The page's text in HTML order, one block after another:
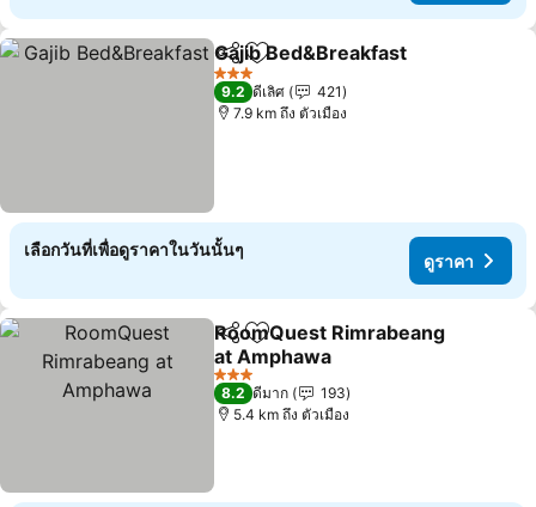
แชร์ เพิ่มในรายการโปรด
Gajib Bed&Breakfast
3 ดาว
9.2 ดีเลิศ
421
7.9 km ถึง ตัวเมือง
เลือกวันที่เพื่อดูราคาในวันนั้นๆ
ดูราคา
แชร์ เพิ่มในรายการโปรด
RoomQuest Rimrabeang
at Amphawa
3 ดาว
8.2 ดีมาก
193
5.4 km ถึง ตัวเมือง